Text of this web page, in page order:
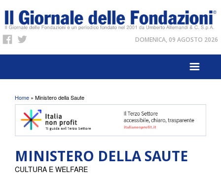
DOMENICA, 09 AGOSTO 2026
Tu sei qui
Home » Ministero della Saute
MINISTERO DELLA SAUTE
CULTURA E WELFARE